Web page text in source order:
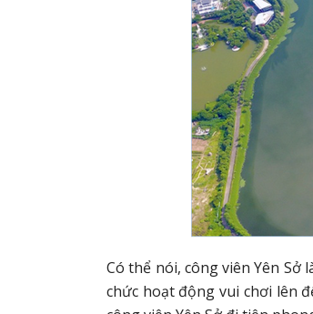
Có thể nói, công viên Yên Sở
chức hoạt động vui chơi lên